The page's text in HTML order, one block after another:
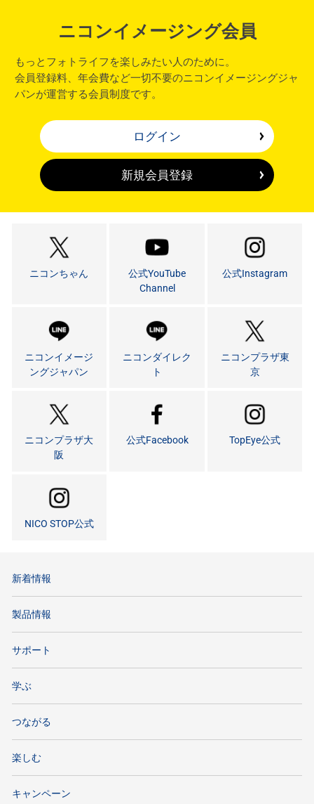
ニコンイメージング会員
もっとフォトライフを楽しみたい人のために。
会員登録料、年会費など一切不要のニコンイメージングジャ
パンが運営する会員制度です。
ログイン
新規会員登録
ニコンちゃん
公式YouTube
Channel
公式Instagram
ニコンイメージ
ングジャパン
ニコンダイレク
ト
ニコンプラザ東
京
ニコンプラザ大
阪
公式Facebook TopEye公式
NICO STOP公式
新着情報
製品情報
サポート
学ぶ
つながる
楽しむ
キャンペーン